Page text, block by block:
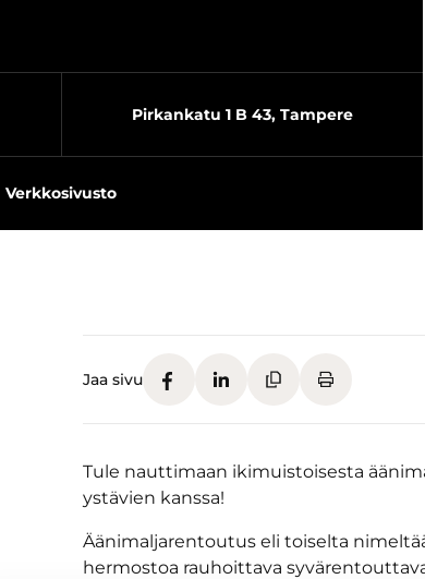
Pirkankatu 1 B 43, Tampere
Verkkosivusto
Jaa sivu
Tule nauttimaan ikimuistoisesta
ystävien kanssa!
Äänimaljarentoutus eli toiselta
hermostoa rauhoittava